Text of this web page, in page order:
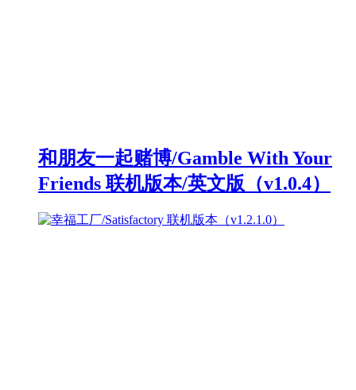
和朋友一起赌博/Gamble With Your
Friends 联机版本/英文版（v1.0.4）